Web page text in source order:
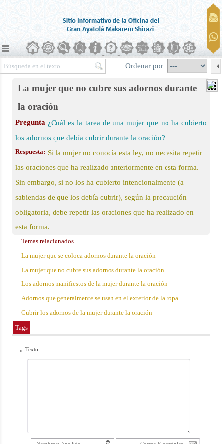
Ordenar por
La mujer que no cubre sus adornos durante
la oración
Pregunta ¿Cuál es la tarea de una mujer que no ha cubierto
los adornos que debía cubrir durante la oración?
Respuesta: Si la mujer no conocía esta ley, no necesita repetir
las oraciones que ha realizado anteriormente en esta forma.
Sin embargo, si no los ha cubierto intencionalmente (a
sabiendas de que los debía cubrir), según la precaución
obligatoria, debe repetir las oraciones que ha realizado en
esta forma.
Temas relacionados
La mujer que se coloca adornos durante la oración
La mujer que no cubre sus adornos durante la oración
Los adornos manifiestos de la mujer durante la oración
Adornos que generalmente se usan en el exterior de la ropa
Cubrir los adornos de la mujer durante la oración
Tags
* Texto